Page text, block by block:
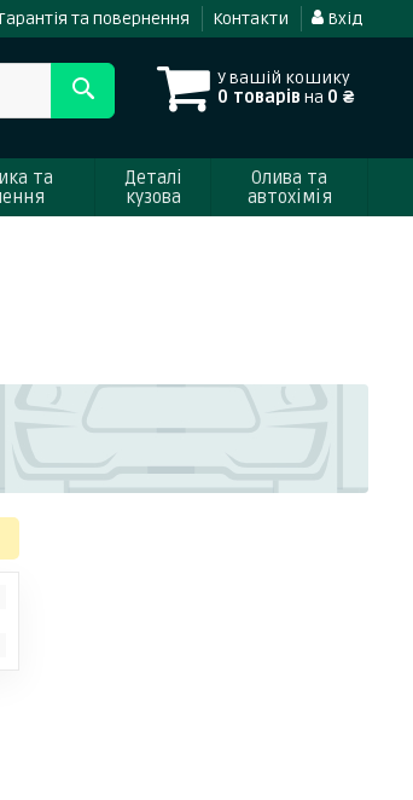
Гарантія та повернення Контакти Вхід
У вашій кошику
0 товарів на 0 ₴
та
Деталі
кузова
Олива та
автохімія